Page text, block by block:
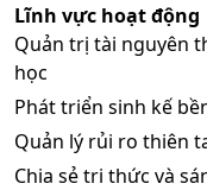
Lĩnh vực hoạt động
Quản trị tài nguyên
học
Phát triển sinh kế
Quản lý rủi ro thiên
Chia sẻ tri thức và